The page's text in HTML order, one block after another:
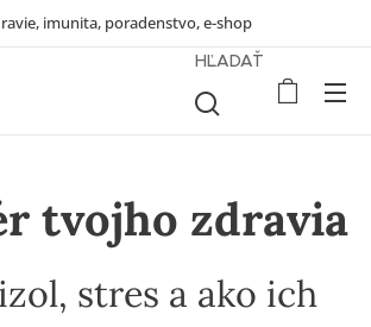
imunita, poradenstvo, e-shop
HĽADAŤ
tvojho zdravia
stres a ako ich